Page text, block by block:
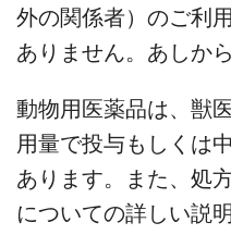
外の関係者）のご利
ありません。あしか
動物用医薬品は、獣
用量で投与もしくは
あります。また、処
についての詳しい説